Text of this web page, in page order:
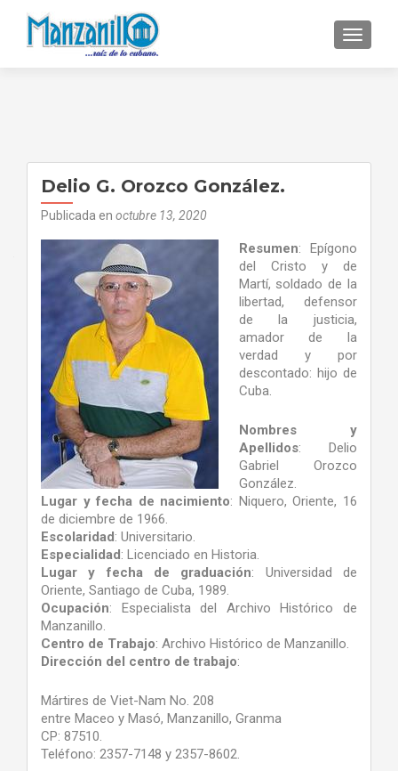
Delio G. Orozco González.
Publicada en octubre 13, 2020
Resumen: Epígono
del Cristo y de
Martí, soldado de la
libertad, defensor
de la justicia,
amador de la
verdad y por
descontado: hijo de
Cuba.
Nombres y
Apellidos: Delio
Gabriel Orozco
González.
Lugar y fecha de nacimiento: Niquero, Oriente, 16
de diciembre de 1966.
Escolaridad: Universitario.
Especialidad: Licenciado en Historia.
Lugar y fecha de graduación: Universidad de
Oriente, Santiago de Cuba, 1989.
Ocupación: Especialista del Archivo Histórico de
Manzanillo.
Centro de Trabajo: Archivo Histórico de Manzanillo.
Dirección del centro de trabajo:
Mártires de Viet-Nam No. 208
entre Maceo y Masó, Manzanillo, Granma
CP: 87510.
Teléfono: 2357-7148 y 2357-8602.